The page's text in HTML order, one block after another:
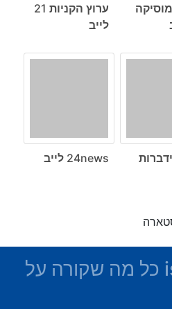
ערוץ הקניות 21
לייב
24news לייב
israelTV.online כל מה שקורה על